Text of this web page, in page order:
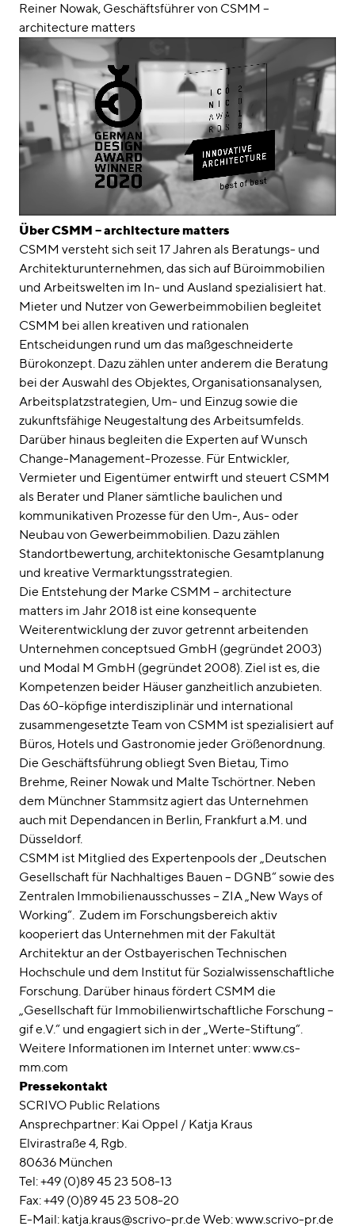
Reiner Nowak, Geschäftsführer von CSMM –
architecture matters
Über CSMM – architecture matters
CSMM versteht sich seit 17 Jahren als Beratungs- und
Architekturunternehmen, das sich auf Büroimmobilien
und Arbeitswelten im In- und Ausland spezialisiert hat.
Mieter und Nutzer von Gewerbeimmobilien begleitet
CSMM bei allen kreativen und rationalen
Entscheidungen rund um das maßgeschneiderte
Bürokonzept. Dazu zählen unter anderem die Beratung
bei der Auswahl des Objektes, Organisationsanalysen,
Arbeitsplatzstrategien, Um- und Einzug sowie die
zukunftsfähige Neugestaltung des Arbeitsumfelds.
Darüber hinaus begleiten die Experten auf Wunsch
Change-Management-Prozesse. Für Entwickler,
Vermieter und Eigentümer entwirft und steuert CSMM
als Berater und Planer sämtliche baulichen und
kommunikativen Prozesse für den Um-, Aus- oder
Neubau von Gewerbeimmobilien. Dazu zählen
Standortbewertung, architektonische Gesamtplanung
und kreative Vermarktungsstrategien.
Die Entstehung der Marke CSMM – architecture
matters im Jahr 2018 ist eine konsequente
Weiterentwicklung der zuvor getrennt arbeitenden
Unternehmen conceptsued GmbH (gegründet 2003)
und Modal M GmbH (gegründet 2008). Ziel ist es, die
Kompetenzen beider Häuser ganzheitlich anzubieten.
Das 60-köpfige interdisziplinär und international
zusammengesetzte Team von CSMM ist spezialisiert auf
Büros, Hotels und Gastronomie jeder Größenordnung.
Die Geschäftsführung obliegt Sven Bietau, Timo
Brehme, Reiner Nowak und Malte Tschörtner. Neben
dem Münchner Stammsitz agiert das Unternehmen
auch mit Dependancen in Berlin, Frankfurt a.M. und
Düsseldorf.
CSMM ist Mitglied des Expertenpools der „Deutschen
Gesellschaft für Nachhaltiges Bauen – DGNB“ sowie des
Zentralen Immobilienausschusses – ZIA „New Ways of
Working“. Zudem im Forschungsbereich aktiv
kooperiert das Unternehmen mit der Fakultät
Architektur an der Ostbayerischen Technischen
Hochschule und dem Institut für Sozialwissenschaftliche
Forschung. Darüber hinaus fördert CSMM die
„Gesellschaft für Immobilienwirtschaftliche Forschung –
gif e.V.“ und engagiert sich in der „Werte-Stiftung“.
Weitere Informationen im Internet unter: www.cs-
mm.com
Pressekontakt
SCRIVO Public Relations
Ansprechpartner: Kai Oppel / Katja Kraus
Elvirastraße 4, Rgb.
80636 München
Tel: +49 (0)89 45 23 508-13
Fax: +49 (0)89 45 23 508-20
E-Mail: katja.kraus@scrivo-pr.de Web: www.scrivo-pr.de